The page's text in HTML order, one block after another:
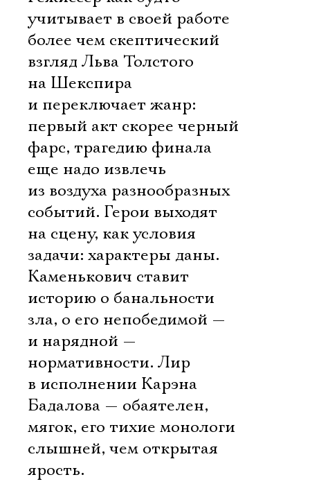
учитывает в своей работе
более чем скептический
взгляд Льва Толстого
на Шекспира
и переключает жанр:
первый акт скорее черный
фарс, трагедию финала
еще надо извлечь
из воздуха разнообразных
событий. Герои выходят
на сцену, как условия
задачи: характеры даны.
Каменькович ставит
историю о банальности
зла, о его непобедимой —
и нарядной —
нормативности. Лир
в исполнении Карэна
Бадалова — обаятелен,
мягок, его тихие монологи
слышней, чем открытая
ярость.